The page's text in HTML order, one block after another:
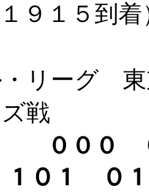
１９１５
リーグ 東
戦
０ ０
１０１